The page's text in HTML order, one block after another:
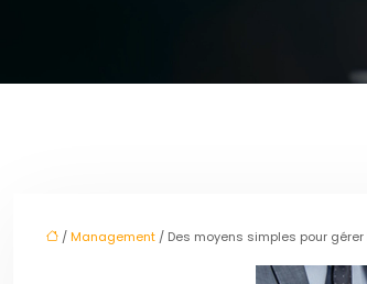
/Management / Des moyens simples pour